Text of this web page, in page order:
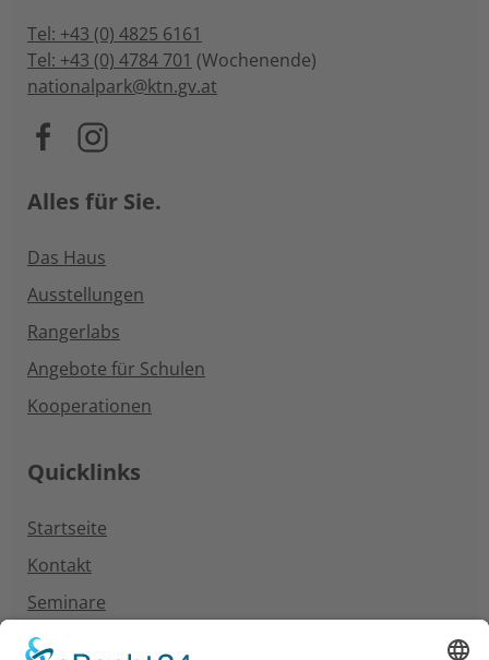
Tel: +43 (0) 4825 6161
Tel: +43 (0) 4784 701 (Wochenende)
nationalpark@ktn.gv.at
Alles für Sie.
Das Haus
Ausstellungen
Rangerlabs
Angebote für Schulen
Kooperationen
Quicklinks
Startseite
Kontakt
Seminare
Neuigkeiten